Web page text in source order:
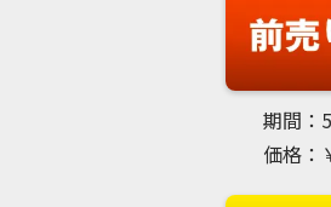
期間：
価格：